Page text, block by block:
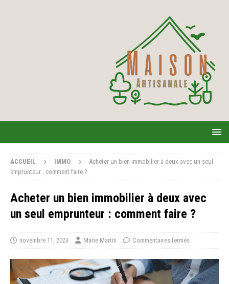
ACCUEIL IMMO
Acheter un bien immobilier à deux avec un seul
emprunteur : comment faire ?
Acheter un bien immobilier à deux avec
un seul emprunteur : comment faire ?
novembre 11, 2023 Marie Martin Commentaires fermés